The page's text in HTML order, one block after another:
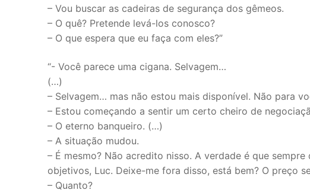
– Vou buscar as cadeiras de segurança dos gêmeos.
– O quê? Pretende levá-los conosco?
– O que espera que eu faça com eles?”
“- Você parece uma cigana. Selvagem…
(…)
– Selvagem… mas não estou mais disponível. Não para
– Estou começando a sentir um certo cheiro de
– O eterno banqueiro. (…)
– A situação mudou.
– É mesmo? Não acredito nisso. A verdade é que
objetivos, Luc. Deixe-me fora disso, está bem? O preço
– Quanto?